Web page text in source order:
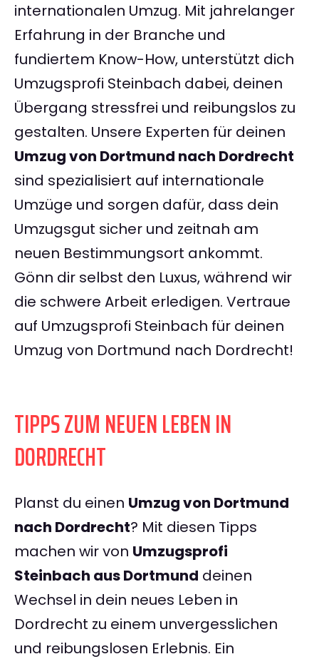
internationalen Umzug. Mit jahrelanger
Erfahrung in der Branche und
fundiertem Know-How, unterstützt dich
Umzugsprofi Steinbach dabei, deinen
Übergang stressfrei und reibungslos zu
gestalten. Unsere Experten für deinen
Umzug von Dortmund nach Dordrecht
sind spezialisiert auf internationale
Umzüge und sorgen dafür, dass dein
Umzugsgut sicher und zeitnah am
neuen Bestimmungsort ankommt.
Gönn dir selbst den Luxus, während wir
die schwere Arbeit erledigen. Vertraue
auf Umzugsprofi Steinbach für deinen
Umzug von Dortmund nach Dordrecht!
TIPPS ZUM NEUEN LEBEN IN
DORDRECHT
Planst du einen Umzug von Dortmund
nach Dordrecht? Mit diesen Tipps
machen wir von Umzugsprofi
Steinbach aus Dortmund deinen
Wechsel in dein neues Leben in
Dordrecht zu einem unvergesslichen
und reibungslosen Erlebnis. Ein